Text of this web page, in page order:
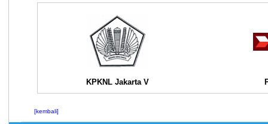
KPKNL Jakarta V
[kembali]